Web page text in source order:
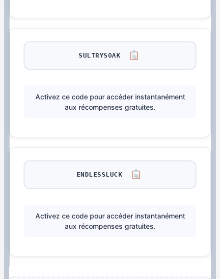
SULTRYSOAK
Activez ce code pour accéder instantanément
aux récompenses gratuites.
ENDLESSLUCK
Activez ce code pour accéder instantanément
aux récompenses gratuites.